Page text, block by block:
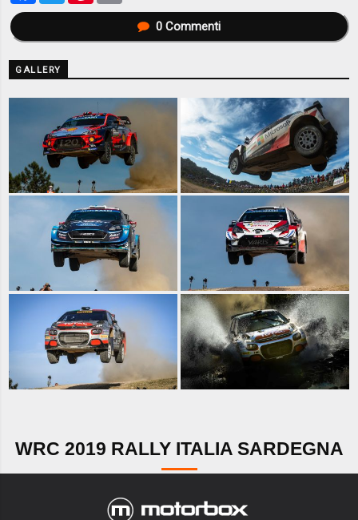
0Commenti
GALLERY
WRC 2019 RALLY ITALIA SARDEGNA